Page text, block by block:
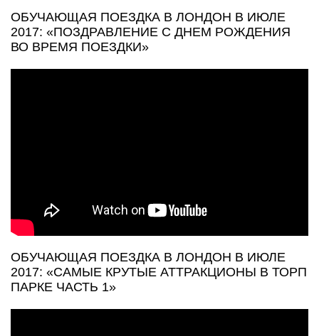
ОБУЧАЮЩАЯ ПОЕЗДКА В ЛОНДОН В ИЮЛЕ
2017: «ПОЗДРАВЛЕНИЕ С ДНЕМ РОЖДЕНИЯ
ВО ВРЕМЯ ПОЕЗДКИ»
ОБУЧАЮЩАЯ ПОЕЗДКА В ЛОНДОН В ИЮЛЕ
2017: «САМЫЕ КРУТЫЕ АТТРАКЦИОНЫ В ТОРП
ПАРКЕ ЧАСТЬ 1»